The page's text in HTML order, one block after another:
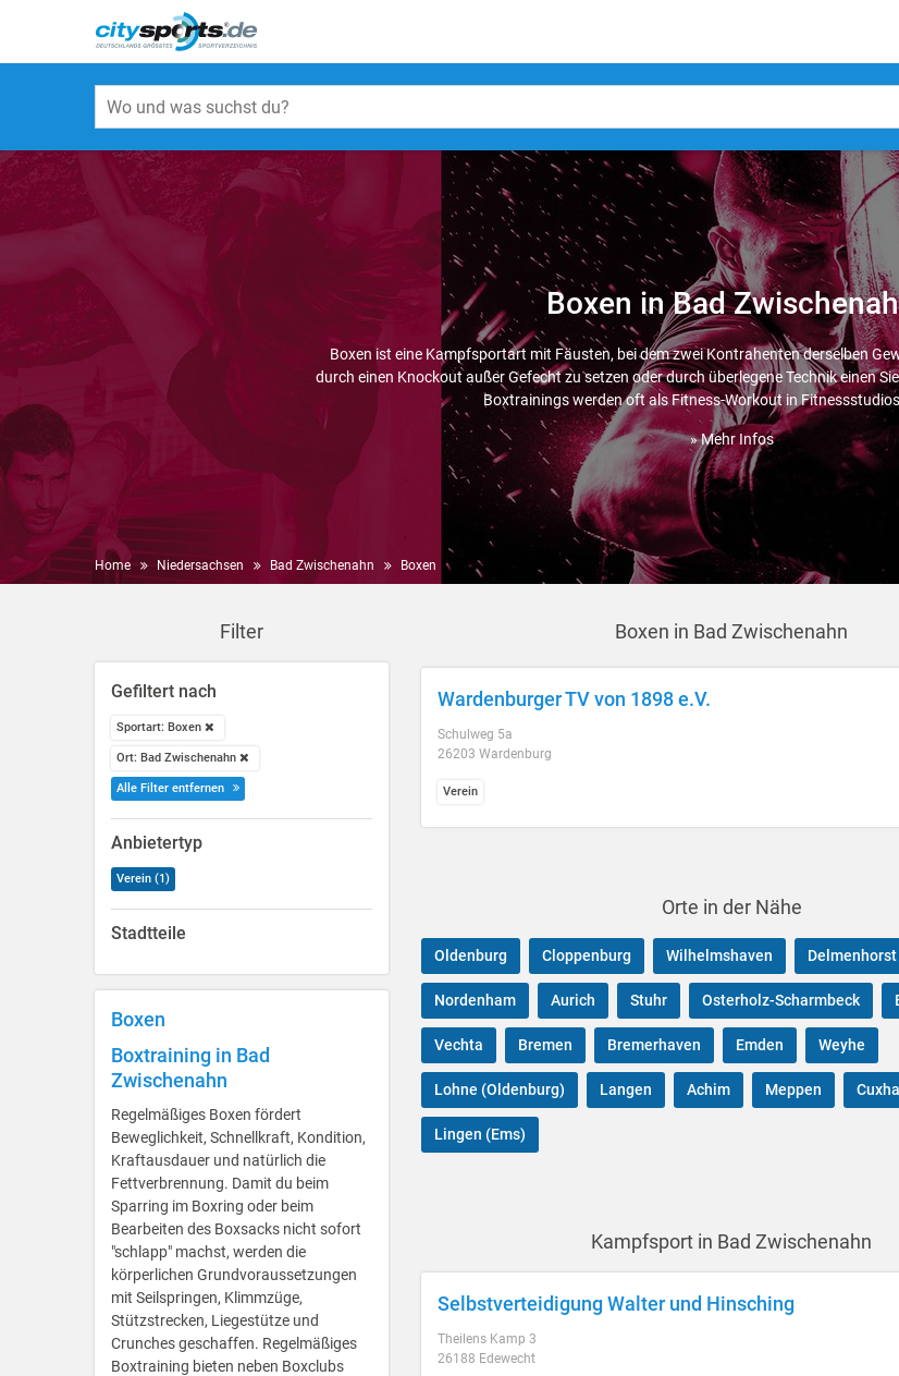
Boxen in Bad
Boxen ist eine Kampfsportart mit Fäusten, bei dem zwei Kontrahenten derselben
durch einen Knockout außer Gefecht zu setzen oder durch überlegene Technik einen
Boxtrainings werden oft als Fitness-Workout in
» Mehr Infos
Home Niedersachsen Bad Zwischenahn Boxen
Filter
Gefiltert nach
Sportart: Boxen
Ort: Bad Zwischenahn
Alle Filter entfernen
Anbietertyp
Verein (1)
Stadtteile
Boxen
Boxtraining in Bad
Zwischenahn
Regelmäßiges Boxen fördert
Beweglichkeit, Schnellkraft, Kondition,
Kraftausdauer und natürlich die
Fettverbrennung. Damit du beim
Sparring im Boxring oder beim
Bearbeiten des Boxsacks nicht sofort
"schlapp" machst, werden die
körperlichen Grundvoraussetzungen
mit Seilspringen, Klimmzüge,
Stützstrecken, Liegestütze und
Crunches geschaffen. Regelmäßiges
Boxtraining bieten neben Boxclubs
Boxen in Bad Zwischenahn
Wardenburger TV von 1898 e.V.
Schulweg 5a
26203 Wardenburg
Verein
Orte in der Nähe
Oldenburg Cloppenburg Wilhelmshaven Delmenhorst
Nordenham Aurich Stuhr Osterholz-Scharmbeck
Vechta Bremen Bremerhaven Emden Weyhe
Lohne (Oldenburg) Langen Achim Meppen
Lingen (Ems)
Kampfsport in Bad Zwischenahn
Selbstverteidigung Walter und Hinsching
Theilens Kamp 3
26188 Edewecht